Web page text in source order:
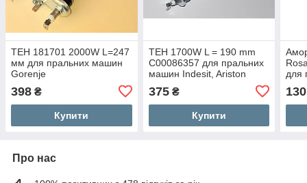
ТЕН 181701 2000W L=247
мм для пральних машин
Gorenje
398 ₴
Купити
ТЕН 1700W L = 190 mm
C00086357 для пральних
машин Indesit, Ariston
375₴
Купити
для
130
Про нас